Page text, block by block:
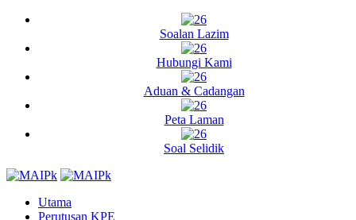
Soalan Lazim
Hubungi Kami
Aduan & Cadangan
Peta Laman
Soal Selidik
Utama
Perutusan KPE